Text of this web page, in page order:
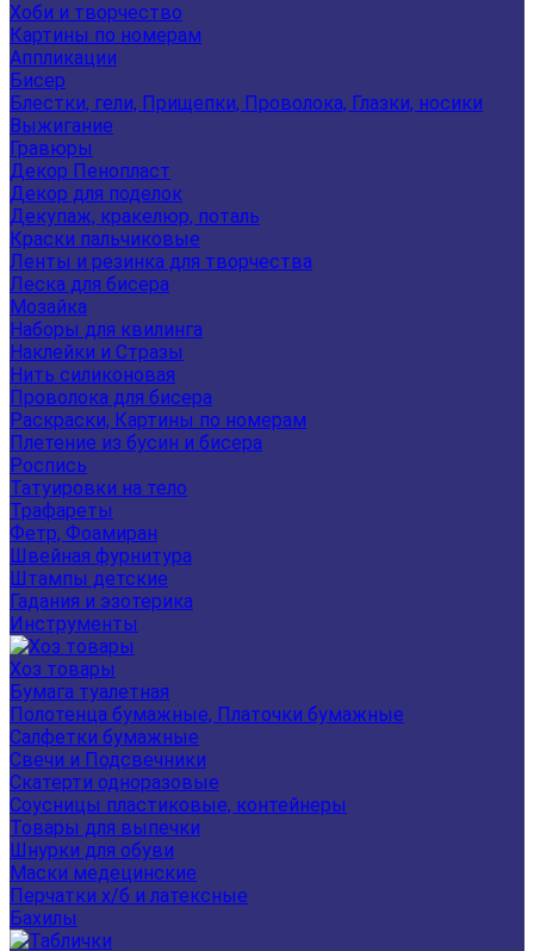
Хоби и творчество
Картины по номерам
Аппликации
Бисер
Блестки, гели, Прищепки, Проволока, Глазки, носики
Выжигание
Гравюры
Декор Пенопласт
Декор для поделок
Декупаж, кракелюр, поталь
Краски пальчиковые
Ленты и резинка для творчества
Леска для бисера
Мозайка
Наборы для квилинга
Наклейки и Стразы
Нить силиконовая
Проволока для бисера
Раскраски, Картины по номерам
Плетение из бусин и бисера
Роспись
Татуировки на тело
Трафареты
Фетр, Фоамиран
Швейная фурнитура
Штампы детские
Гадания и эзотерика
Инструменты
Хоз товары
Бумага туалетная
Полотенца бумажные, Платочки бумажные
Салфетки бумажные
Свечи и Подсвечники
Скатерти одноразовые
Соусницы пластиковые, контейнеры
Товары для выпечки
Шнурки для обуви
Маски медецинские
Перчатки х/б и латексные
Бахилы